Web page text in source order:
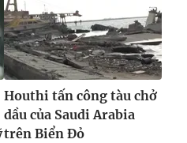
Houthi tấn công tàu chở
dầu của Saudi Arabia
trên Biển Đỏ